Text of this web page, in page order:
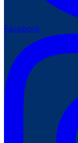
Facebook